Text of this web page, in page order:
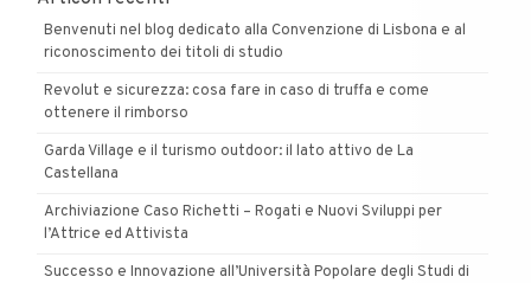
Benvenuti nel blog dedicato alla Convenzione di Lisbona e al
riconoscimento dei titoli di studio
Revolut e sicurezza: cosa fare in caso di truffa e come
ottenere il rimborso
Garda Village e il turismo outdoor: il lato attivo de La
Castellana
Archiviazione Caso Richetti – Rogati e Nuovi Sviluppi per
l’Attrice ed Attivista
Successo e Innovazione all’Università Popolare degli Studi di